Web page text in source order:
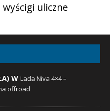
wyścigi uliczne
W Lada Niva 4×4 –
offroad